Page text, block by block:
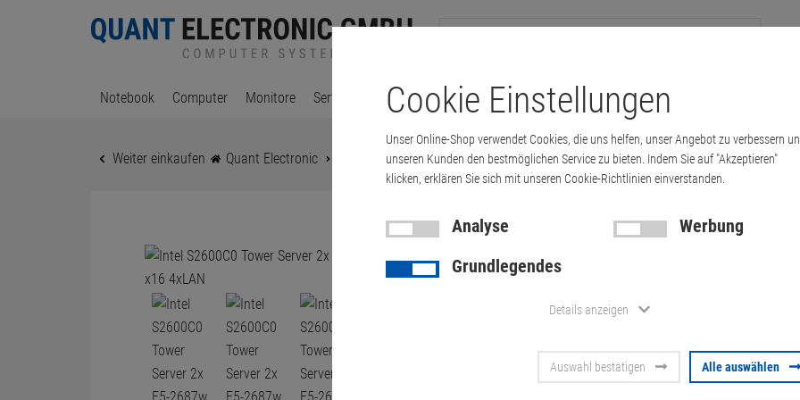
Notebook Computer Monitore Server & Workstation Drucker & Kopierer Kabel Multimedia & HDTV
Weiter einkaufen Quant Electronic Intel S2600C0 Tower Server 2x E5-2687w v2 3,4GHz …
Intel
E5-2687w
860W 4x
Artikel-Nummer:10070489
Cookie Einstellungen
Unser Online-Shop verwendet Cookies, die uns helfen, unser Angebot zu verbessern
unseren Kunden den bestmöglichen Service zu bieten. Indem Sie auf "Akzeptieren"
klicken, erklären Sie sich mit unseren Cookie-Richtlinien einverstanden.
Analyse
Werbung
Grundlegendes
Details anzeigen
Auswahl bestätigen Alle auswählen